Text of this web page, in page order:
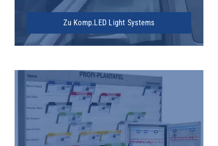
Zu Komp.LED Light Systems